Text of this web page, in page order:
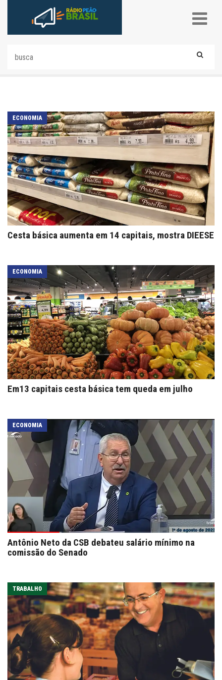
ECONOMIA
Cesta básica aumenta em 14 capitais, mostra DIEESE
ECONOMIA
Em13 capitais cesta básica tem queda em julho
ECONOMIA
Antônio Neto da CSB debateu salário mínimo na
comissão do Senado
TRABALHO